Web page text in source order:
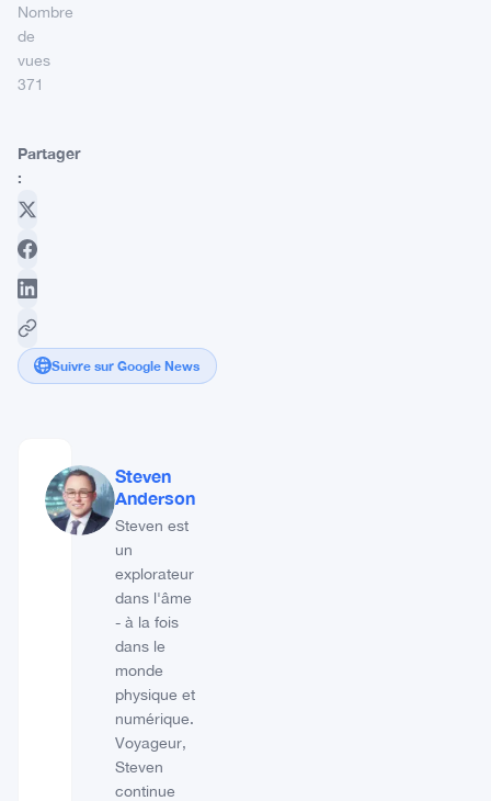
Nombre
de
vues
371
Partager
:
Suivre sur Google News
Steven
Anderson
Steven est
un
explorateur
dans l'âme
- à la fois
dans le
monde
physique et
numérique.
Voyageur,
Steven
continue